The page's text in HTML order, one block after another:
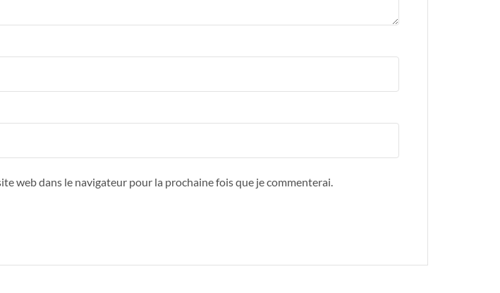
web dans le navigateur pour la prochaine fois que je commenterai.